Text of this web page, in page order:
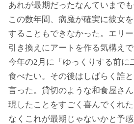
あれが最期だったなんていまで
この数年間、病魔が確実に彼女
することもできなかった。エリ
引き換えにアートを作る気構えで
今年の2月に「ゆっくりする前に
食べたい。その後はしばらく誰
言った。貸切のような和食屋さ
現したことをすごく喜んでくれ
なくこれが最期じゃないかと予